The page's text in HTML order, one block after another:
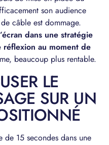
son audience
câble est dommage.
dans une stratégie
au moment de
beaucoup plus rentable.
LE
SUR UN
de 15 secondes dans une